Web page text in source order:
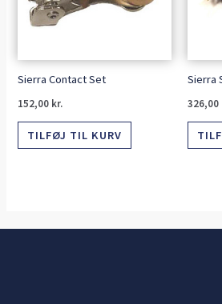
Sierra Contact Set
152,00 kr.
TILFØJ TIL KURV
Sierra
326,00